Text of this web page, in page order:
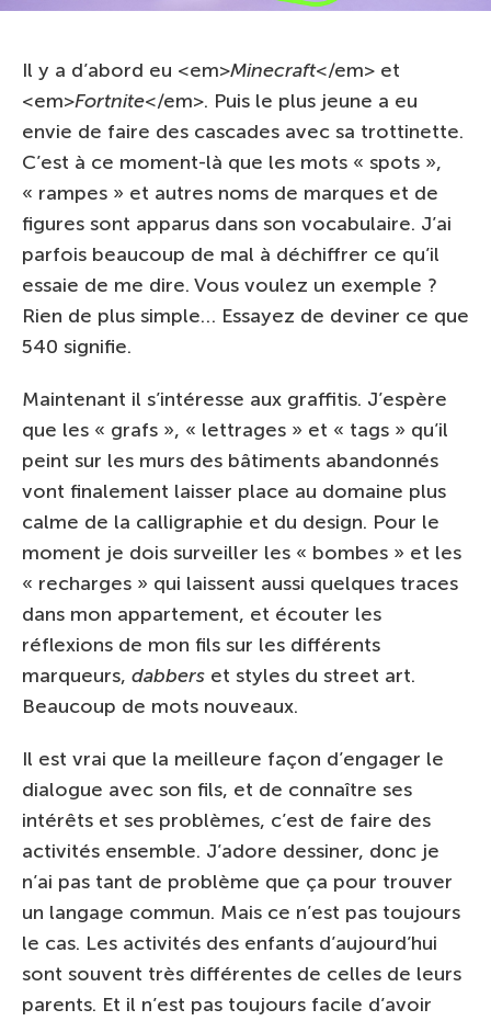
Il y a d’abord eu <em>Minecraft</em> et
<em>Fortnite</em>. Puis le plus jeune a eu
envie de faire des cascades avec sa trottinette.
C’est à ce moment-là que les mots « spots »,
« rampes » et autres noms de marques et de
figures sont apparus dans son vocabulaire. J’ai
parfois beaucoup de mal à déchiffrer ce qu’il
essaie de me dire. Vous voulez un exemple ?
Rien de plus simple… Essayez de deviner ce que
540 signifie.
Maintenant il s’intéresse aux graffitis. J’espère
que les « grafs », « lettrages » et « tags » qu’il
peint sur les murs des bâtiments abandonnés
vont finalement laisser place au domaine plus
calme de la calligraphie et du design. Pour le
moment je dois surveiller les « bombes » et les
« recharges » qui laissent aussi quelques traces
dans mon appartement, et écouter les
réflexions de mon fils sur les différents
marqueurs, dabbers et styles du street art.
Beaucoup de mots nouveaux.
Il est vrai que la meilleure façon d’engager le
dialogue avec son fils, et de connaître ses
intérêts et ses problèmes, c’est de faire des
activités ensemble. J’adore dessiner, donc je
n’ai pas tant de problème que ça pour trouver
un langage commun. Mais ce n’est pas toujours
le cas. Les activités des enfants d’aujourd’hui
sont souvent très différentes de celles de leurs
parents. Et il n’est pas toujours facile d’avoir